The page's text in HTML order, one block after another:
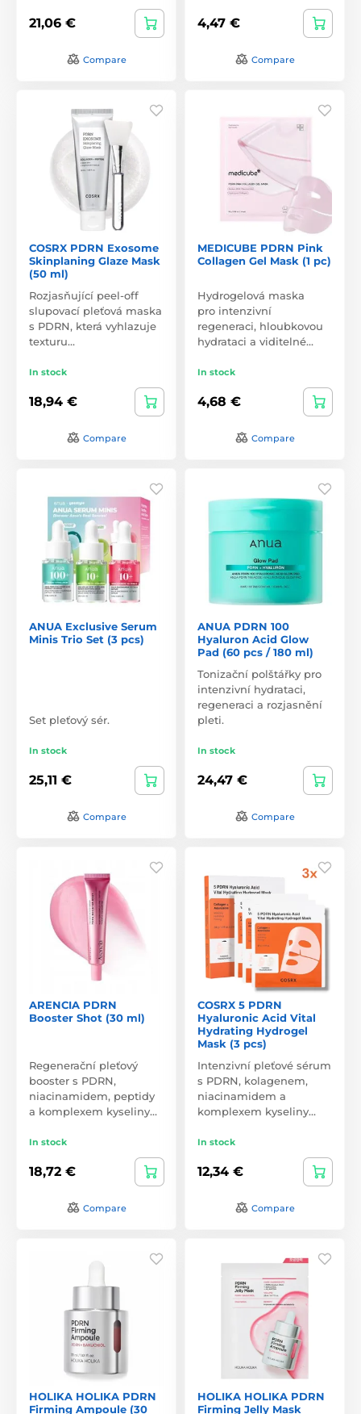
21,06 €
Compare
4,47 €
Compare
COSRX PDRN Exosome
Skinplaning Glaze Mask
(50 ml)
Rozjasňující peel-off
slupovací pleťová maska
s PDRN, která vyhlazuje
texturu…
In stock
18,94 €
Compare
MEDICUBE PDRN Pink
Collagen Gel Mask (1 pc)
Hydrogelová maska
pro intenzivní
regeneraci, hloubkovou
hydrataci a viditelné…
In stock
4,68 €
Compare
ANUA Exclusive Serum
Minis Trio Set (3 pcs)
Set pleťový sér.
In stock
25,11 €
Compare
ANUA PDRN 100
Hyaluron Acid Glow
Pad (60 pcs / 180 ml)
Tonizační polštářky pro
intenzivní hydrataci,
regeneraci a rozjasnění
pleti.
In stock
24,47 €
Compare
ARENCIA PDRN
Booster Shot (30 ml)
Regenerační pleťový
booster s PDRN,
niacinamidem, peptidy
a komplexem kyseliny…
In stock
18,72 €
Compare
COSRX 5 PDRN
Hyaluronic Acid Vital
Hydrating Hydrogel
Mask (3 pcs)
Intenzivní pleťové sérum
s PDRN, kolagenem,
niacinamidem a
komplexem kyseliny…
In stock
12,34 €
Compare
HOLIKA HOLIKA PDRN
Firming Ampoule (30
HOLIKA HOLIKA PDRN
Firming Jelly Mask